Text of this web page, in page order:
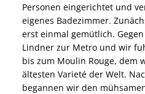
Personen eingerichtet und
eigenes Badezimmer.
erst einmal gemütlich.
Lindner zur Metro und wir
bis zum Moulin Rouge, dem
ältesten Varieté der Welt.
begannen wir den